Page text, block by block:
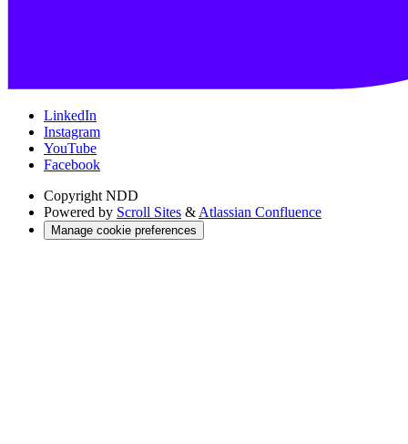
LinkedIn
Instagram
YouTube
Facebook
Copyright NDD
Powered by Scroll Sites & Atlassian Confluence
Manage cookie preferences